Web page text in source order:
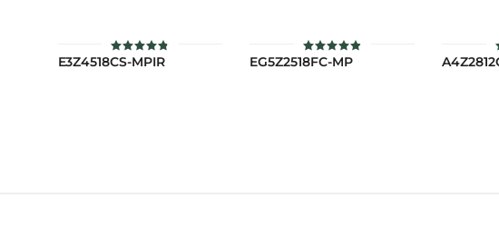
ให้คะแนน
E3Z4518CS-MPIR
ให้คะแนน
EG5Z2518FC-MP